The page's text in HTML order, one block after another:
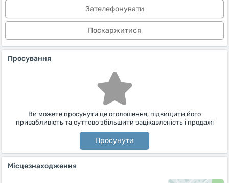
Зателефонувати
Поскаржитися
Просування
Ви можете просунути це оголошення, підвищити його
привабливість та суттєво збільшити зацікавленість і продажі
Просунути
Місцезнаходження